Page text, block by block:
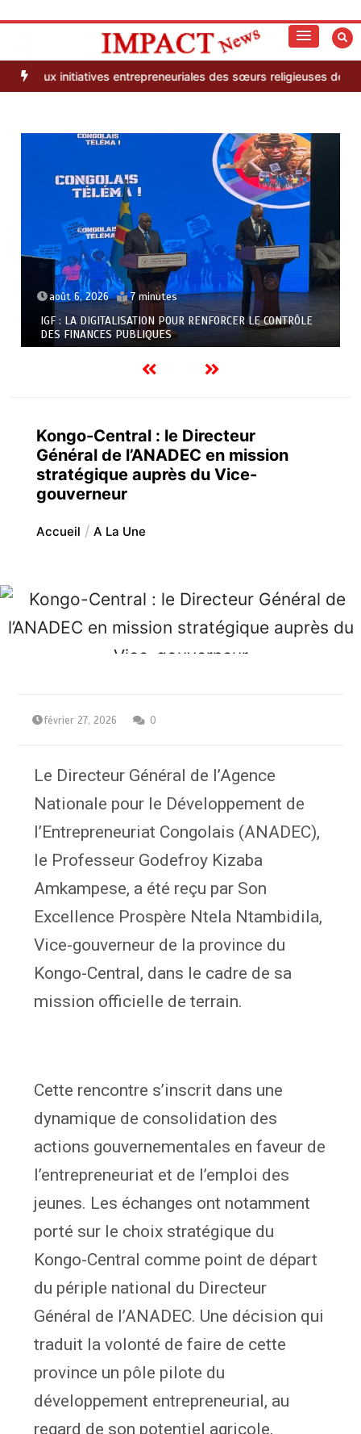
contenu
Impact News
S’informer autrement
entrepreneuriales des sœurs religieuses de Nto Luzingu
août 6, 2026 7 minutes
IGF : LA DIGITALISATION POUR RENFORCER LE CONTRÔLE
DES FINANCES PUBLIQUES
Kongo-Central : le Directeur
Général de l’ANADEC en mission
stratégique auprès du Vice-
gouverneur
Accueil A La Une
février 27, 2026 0
Le Directeur Général de l’Agence
Nationale pour le Développement de
l’Entrepreneuriat Congolais (ANADEC),
le Professeur Godefroy Kizaba
Amkampese, a été reçu par Son
Excellence Prospère Ntela Ntambidila,
Vice-gouverneur de la province du
Kongo-Central, dans le cadre de sa
mission officielle de terrain.
Cette rencontre s’inscrit dans une
dynamique de consolidation des
actions gouvernementales en faveur de
l’entrepreneuriat et de l’emploi des
jeunes. Les échanges ont notamment
porté sur le choix stratégique du
Kongo-Central comme point de départ
du périple national du Directeur
Général de l’ANADEC. Une décision qui
traduit la volonté de faire de cette
province un pôle pilote du
développement entrepreneurial, au
regard de son potentiel agricole,